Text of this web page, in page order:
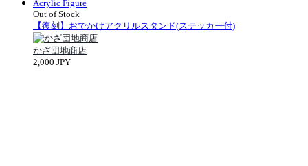
Acrylic Figure
Out of Stock
【復刻】おでかけアクリルスタンド(ステッカー付)
かざ団地商店
2,000 JPY